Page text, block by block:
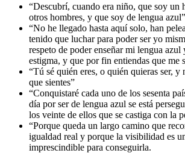
“Descubrí, cuando era niño, que soy un
otros hombres, y que soy de lengua
“No he llegado hasta aquí solo, han
tenido que luchar para poder ser yo
respeto de poder enseñar mi lengua azul
estigma, y que por fin entiendas que me
“Tú sé quién eres, o quién quieras ser, y
que sientes”
“Conquistaré cada uno de los sesenta
día por ser de lengua azul se está
los veinte de ellos que se castiga con la
“Porque queda un largo camino que
igualdad real y porque la visibilidad es
imprescindible para conseguirla.